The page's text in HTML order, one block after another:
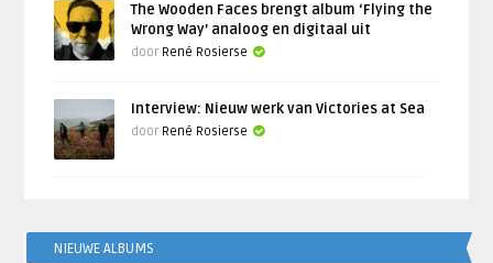
The Wooden Faces brengt album ‘Flying the
Wrong Way’ analoog en digitaal uit
door René Rosierse
Interview: Nieuw werk van Victories at Sea
door René Rosierse
NIEUWE ALBUMS